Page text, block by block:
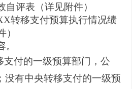
自评表 （详见附件）
X转移支付预算执行情况绩
）
支付的一级预算部门，公
；没有中央转移支付的一级预